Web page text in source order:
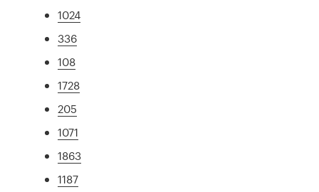
1024
336
108
1728
205
1071
1863
1187